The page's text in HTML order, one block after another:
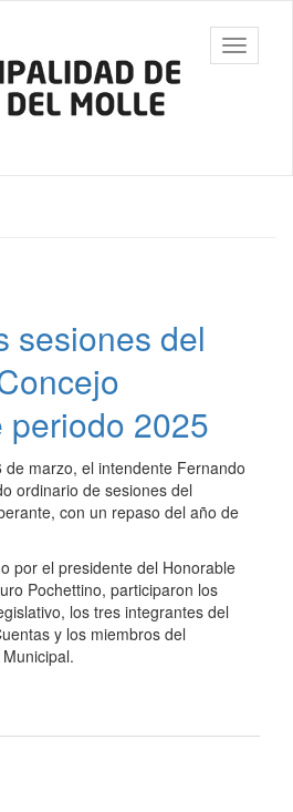
barra
sesiones del
periodo 2025
de marzo, el intendente Fernando
ordinario de sesiones del
con un repaso del año de
por el presidente del Honorable
Pochettino, participaron los
los tres integrantes del
y los miembros del